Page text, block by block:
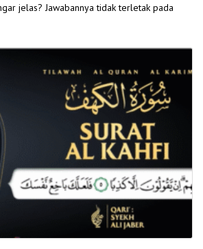
jelas? Jawabannya tidak terletak pada